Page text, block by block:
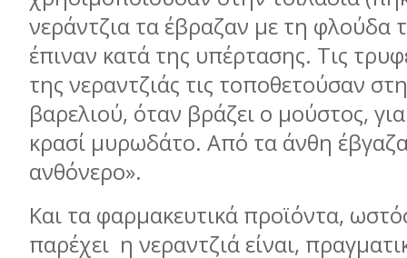
νεράντζια τα έβραζαν με τη φλούδα
έπιναν κατά της υπέρτασης. Τις
της νεραντζιάς τις τοποθετούσαν
βαρελιού, όταν βράζει ο μούστος,
κρασί μυρωδάτο. Από τα άνθη
ανθόνερο».
Και τα φαρμακευτικά προϊόντα,
παρέχει η νεραντζιά είναι,